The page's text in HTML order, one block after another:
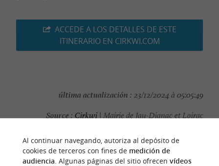
ACCEDE A LOS DETALLES DE ESTE
ITINERARIO EN CIRKWI.COM
última actualización : 23/12/2024 à 05:05:49
Source : Cirkwi| Mairie de Jau-Dignac et Loirac
Al continuar navegando, autoriza al depósito de
cookies de terceros con fines de medición de
audiencia. Algunas páginas del sitio ofrecen vídeos